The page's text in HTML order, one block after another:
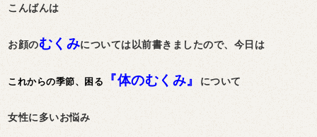
こんばんは
お顔のむくみについては以前書きましたので、今日は
これからの季節、困る 『体のむくみ』 について
女性に多いお悩み